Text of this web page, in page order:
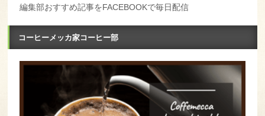
編集部おすすめ記事をFACEBOOKで毎日配信
コーヒーメッカ家コーヒー部